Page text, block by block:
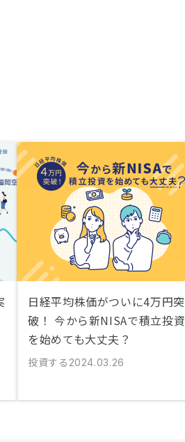
日経平均株価がついに4万円突
破！ 今から新NISAで積立投資
を始めても大丈夫？
投資する 2024.03.26